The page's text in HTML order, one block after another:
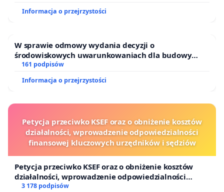
Informacja o przejrzystości
W sprawie odmowy wydania decyzji o
środowiskowych uwarunkowaniach dla budowy
zakładu wytwarzania biometanu „Krynki” w
Puszczy Knyszyńskiej
161 podpisów
Informacja o przejrzystości
Petycja przeciwko KSEF oraz o obniżenie kosztów
działalności, wprowadzenie odpowiedzialności
finansowej kluczowych urzędników i sędziów
Petycja przeciwko KSEF oraz o obniżenie kosztów
działalności, wprowadzenie odpowiedzialności
finansowej kluczowych urzędników i sędziów
3 178 podpisów